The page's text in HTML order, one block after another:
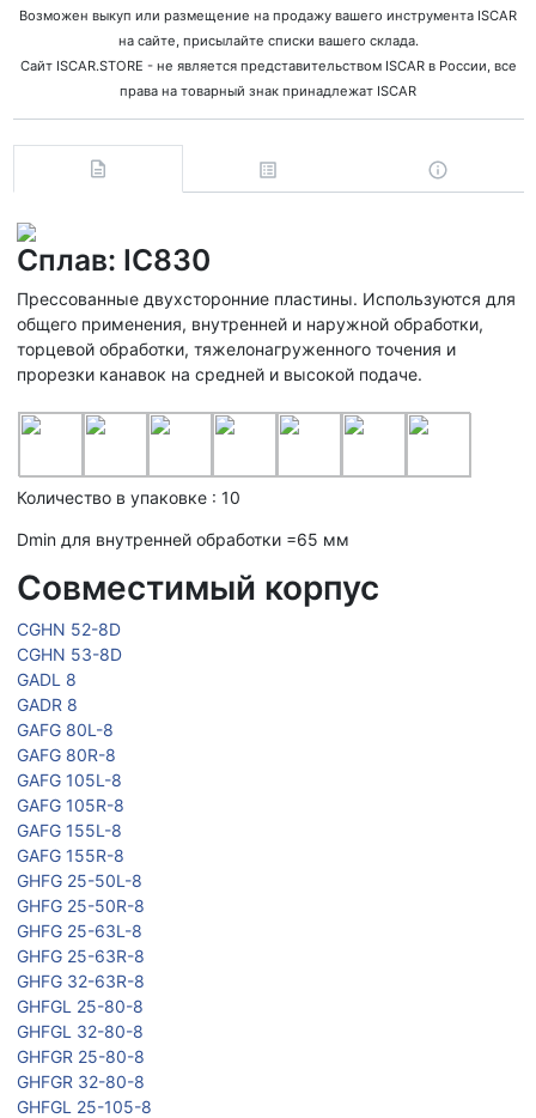
Возможен выкуп или размещение на продажу вашего инструмента ISCAR
на сайте, присылайте списки вашего склада.
Сайт ISCAR.STORE - не является представительством ISCAR в России, все
права на товарный знак принадлежат ISCAR
Сплав: IC830
Прессованные двухсторонние пластины. Используются для
общего применения, внутренней и наружной обработки,
торцевой обработки, тяжелонагруженного точения и
прорезки канавок на средней и высокой подаче.
Количество в упаковке : 10
Dmin для внутренней обработки =65 мм
Совместимый корпус
CGHN 52-8D
CGHN 53-8D
GADL 8
GADR 8
GAFG 80L-8
GAFG 80R-8
GAFG 105L-8
GAFG 105R-8
GAFG 155L-8
GAFG 155R-8
GHFG 25-50L-8
GHFG 25-50R-8
GHFG 25-63L-8
GHFG 25-63R-8
GHFG 32-63R-8
GHFGL 25-80-8
GHFGL 32-80-8
GHFGR 25-80-8
GHFGR 32-80-8
GHFGL 25-105-8